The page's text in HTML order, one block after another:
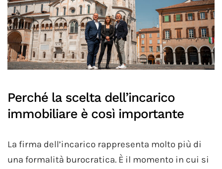
Perché la scelta dell’incarico
immobiliare è così importante
La firma dell’incarico rappresenta molto più di
una formalità burocratica. È il momento in cui si